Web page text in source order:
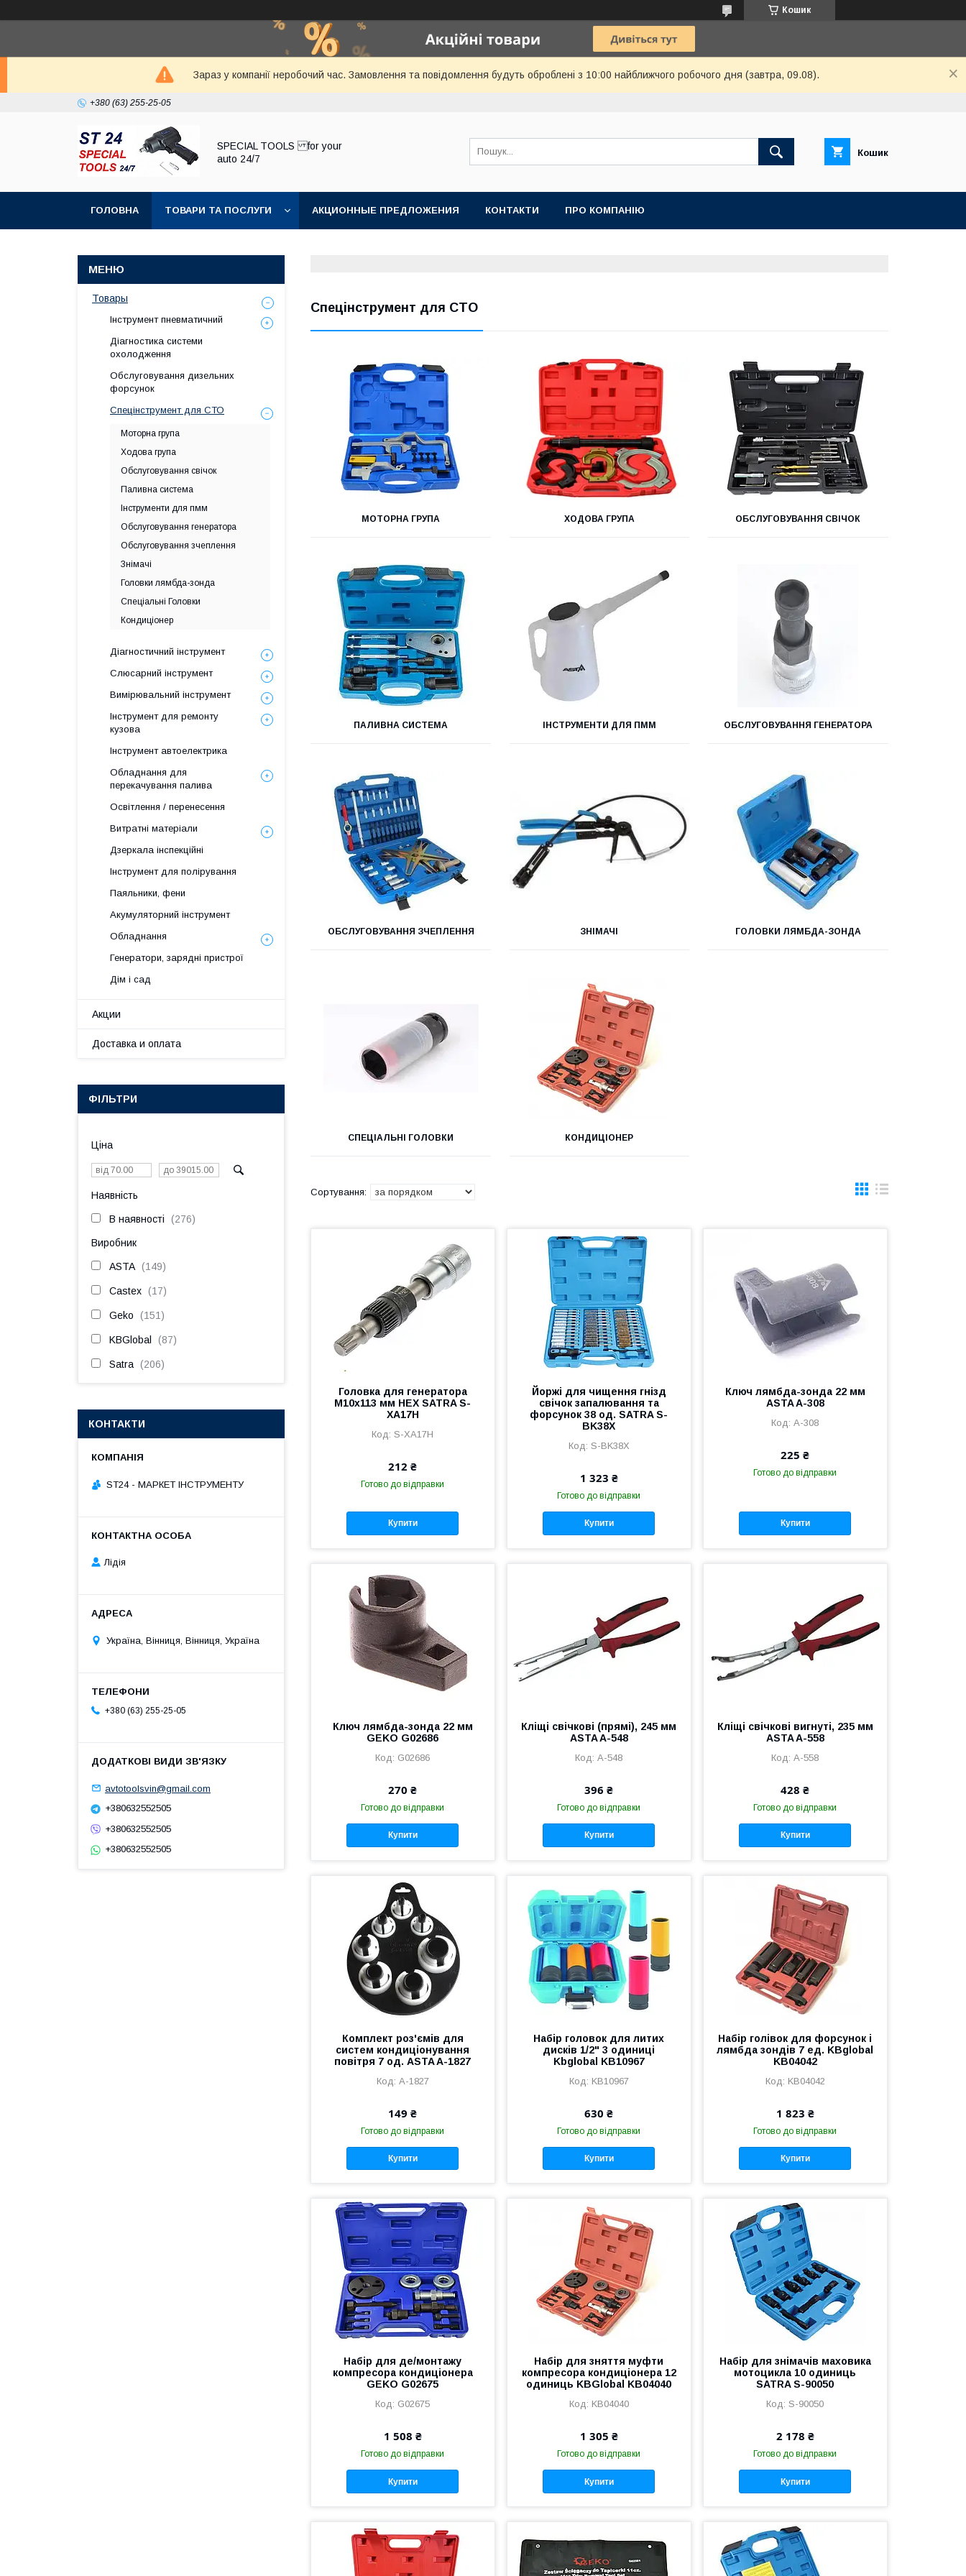
Кошик
Зараз у компанії неробочий час. Замовлення та повідомлення будуть оброблені з 10:00 найближчого робочого дня (завтра, 09.08).
+380 (63) 255-25-05
SPECIAL TOOLS for your
auto 24/7
Кошик
ГОЛОВНА ТОВАРИ ТА ПОСЛУГИ АКЦИОННЫЕ ПРЕДЛОЖЕНИЯ КОНТАКТИ ПРО КОМПАНІЮ
Спецінструмент для СТО
МОТОРНА ГРУПА ХОДОВА ГРУПА ОБСЛУГОВУВАННЯ СВІЧОК
ПАЛИВНА СИСТЕМА ІНСТРУМЕНТИ ДЛЯ ПММ ОБСЛУГОВУВАННЯ ГЕНЕРАТОРА
ОБСЛУГОВУВАННЯ ЗЧЕПЛЕННЯ ЗНІМАЧІ ГОЛОВКИ ЛЯМБДА-ЗОНДА
СПЕЦІАЛЬНІ ГОЛОВКИ КОНДИЦІОНЕР
Головка для генератора
M10x113 мм HEX SATRA S-
XA17H
S-XA17H
212 ₴
Готово до відправки
Купити
Йоржі для чищення гнізд
свічок запалювання та
форсунок 38 од. SATRA S-
BK38X
S-BK38X
1 323 ₴
Готово до відправки
Купити
Ключ лямбда-зонда 22 мм
ASTA A-308
A-308
225 ₴
Готово до відправки
Купити
Ключ лямбда-зонда 22 мм
GEKO G02686
G02686
270 ₴
Готово до відправки
Купити
Кліщі свічкові (прямі), 245 мм
ASTA A-548
A-548
396 ₴
Готово до відправки
Купити
Кліщі свічкові вигнуті, 235 мм
ASTA A-558
A-558
428 ₴
Готово до відправки
Купити
Комплект роз'ємів для
систем кондиціонування
повітря 7 од. ASTA A-1827
A-1827
149 ₴
Готово до відправки
Купити
Набір головок для литих
дисків 1/2" 3 одиниці
Kbglobal KB10967
KB10967
630 ₴
Готово до відправки
Купити
Набір голівок для форсунок і
лямбда зондів 7 ед. KBglobal
KB04042
KB04042
1 823 ₴
Готово до відправки
Купити
Набір для де/монтажу
компресора кондиціонера
GEKO G02675
G02675
1 508 ₴
Готово до відправки
Купити
Набір для зняття муфти
компресора кондиціонера 12
одиниць KBGlobal KB04040
KB04040
1 305 ₴
Готово до відправки
Купити
Набір для знімачів маховика
мотоцикла 10 одиниць
SATRA S-90050
S-90050
2 178 ₴
Готово до відправки
Купити
Товары
Інструмент пневматичний
Діагностика системи
охолодження
Обслуговування дизельних
форсунок
Спецінструмент для СТО
Моторна група
Ходова група
Обслуговування свічок
Паливна система
Інструменти для пмм
Обслуговування генератора
Обслуговування зчеплення
Знімачі
Головки лямбда-зонда
Спеціальні Головки
Кондиціонер
Діагностичний інструмент
Слюсарний інструмент
Вимірювальний інструмент
Інструмент для ремонту
кузова
Інструмент автоелектрика
Обладнання для
перекачування палива
Освітлення / перенесення
Витратні матеріали
Дзеркала інспекційні
Інструмент для полірування
Паяльники, фени
Акумуляторний інструмент
Обладнання
Генератори, зарядні пристрої
Дім і сад
Акции
Доставка и оплата
ФІЛЬТРИ
Ціна
Наявність
В наявності 276
Виробник
ASTA 149
Castex 17
Geko 151
KBGlobal 87
Satra 206
КОНТАКТИ
ST24 - МАРКЕТ ІНСТРУМЕНТУ
Лідія
Україна, Вінниця, Вінниця, Україна
+380 (63) 255-25-05
avtotoolsvin@gmail.com
+380632552505
+380632552505
+380632552505